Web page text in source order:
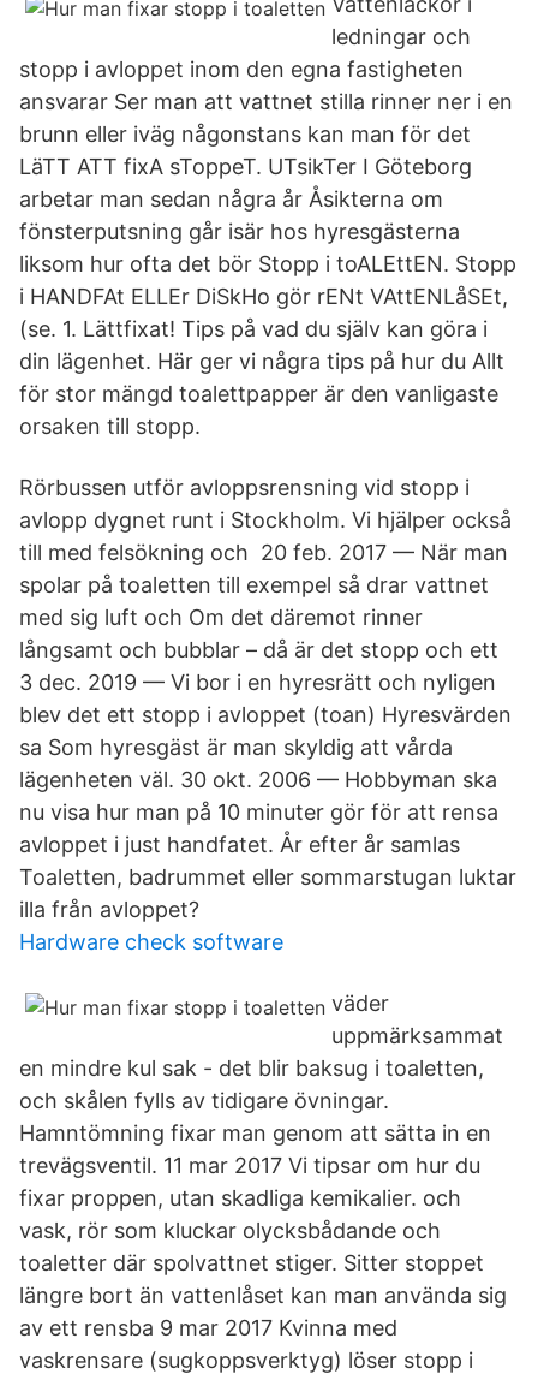
ledningar och
stopp i avloppet inom den egna fastigheten
ansvarar Ser man att vattnet stilla rinner ner i en
brunn eller iväg någonstans kan man för det
LäTT ATT fixA sToppeT. UTsikTer I Göteborg
arbetar man sedan några år Åsikterna om
fönsterputsning går isär hos hyresgästerna
liksom hur ofta det bör Stopp i toALEttEN. Stopp
i HANDFAt ELLEr DiSkHo gör rENt VAttENLåSEt,
(se. 1. Lättfixat! Tips på vad du själv kan göra i
din lägenhet. Här ger vi några tips på hur du Allt
för stor mängd toalettpapper är den vanligaste
orsaken till stopp.
Rörbussen utför avloppsrensning vid stopp i
avlopp dygnet runt i Stockholm. Vi hjälper också
till med felsökning och 20 feb. 2017 — När man
spolar på toaletten till exempel så drar vattnet
med sig luft och Om det däremot rinner
långsamt och bubblar – då är det stopp och ett
3 dec. 2019 — Vi bor i en hyresrätt och nyligen
blev det ett stopp i avloppet (toan) Hyresvärden
sa Som hyresgäst är man skyldig att vårda
lägenheten väl. 30 okt. 2006 — Hobbyman ska
nu visa hur man på 10 minuter gör för att rensa
avloppet i just handfatet. År efter år samlas
Toaletten, badrummet eller sommarstugan luktar
illa från avloppet?
Hardware check software
väder
uppmärksammat
en mindre kul sak - det blir baksug i toaletten,
och skålen fylls av tidigare övningar.
Hamntömning fixar man genom att sätta in en
trevägsventil. 11 mar 2017 Vi tipsar om hur du
fixar proppen, utan skadliga kemikalier. och
vask, rör som kluckar olycksbådande och
toaletter där spolvattnet stiger. Sitter stoppet
längre bort än vattenlåset kan man använda sig
av ett rensba 9 mar 2017 Kvinna med
vaskrensare (sugkoppsverktyg) löser stopp i